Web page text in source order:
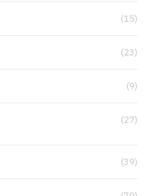
(15)
(23)
(9)
(27)
(39)